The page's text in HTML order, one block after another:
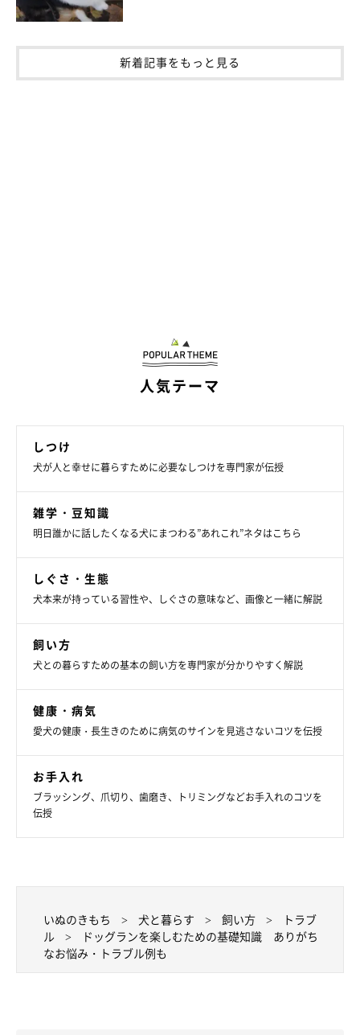
行く必要はありません。ほかの方法で運動欲求などを満たしてあ
げましょう。愛犬にドッグランを好きになりそうなのびしろがあ
お悩み例2. 「ドッグランはどのくらいの時間、楽しんで
いいもの？」
犬がリラックスして過ごせているのであれば、いたいだけいて
OK。全力で遊び続けてパンティングが激しいような場合は、休
憩をはさみながら30分～1時間を目安に遊んで。また、ゆずり合
いの面からも、混んできたら切り上げましょう。
ドッグランを楽しめているか、愛犬の緊張状態をチェッ
クしよう
愛犬がドッグランに慣れていないうちは、とくに様子をよく確認
し、嫌な経験をさせないことが大事です。愛犬が出すサインを知
り、無理をさせず少しずつ慣らしていきましょう。
愛犬が緊張や恐怖を感じているときに見られるサイン
体を縮こめ、しっぽが後ろ脚の間に入っている
新着記事をもっと見る
人気テーマ
しつけ
犬が人と幸せに暮らすために必要なしつけを専門家が伝授
雑学・豆知識
明日誰かに話したくなる犬にまつわる”あれこれ”ネタはこちら
しぐさ・生態
犬本来が持っている習性や、しぐさの意味など、画像と一緒に解説
飼い方
犬との暮らすための基本の飼い方を専門家が分かりやすく解説
健康・病気
愛犬の健康・長生きのために病気のサインを見逃さないコツを伝授
お手入れ
ブラッシング、爪切り、歯磨き、トリミングなどお手入れのコツを
伝授
いぬのきもち 犬と暮らす 飼い方
トラブ
ル
ドッグランを楽しむための基礎知識 ありがち
なお悩み・トラブル例も